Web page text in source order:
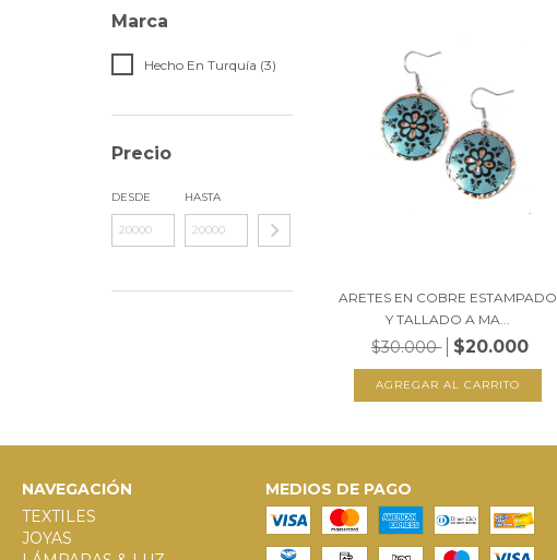
Marca
Hecho En Turquía (3)
Precio
DESDE HASTA
ARETES EN COBRE ESTAMPADO
Y TALLADO A MA...
$30.000 $20.000
NAVEGACIÓN
TEXTILES
JOYAS
MEDIOS DE PAGO